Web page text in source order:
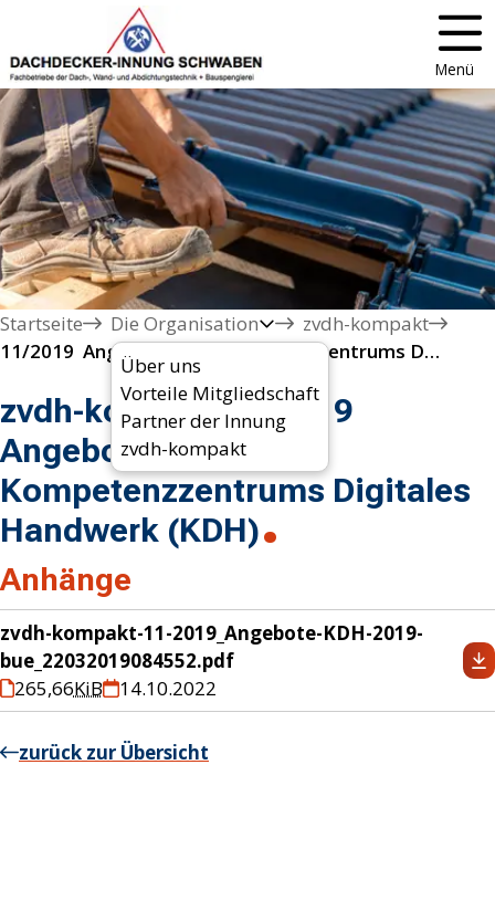
Menü
Startseite
Die Organisation
Über uns
Vorteile Mitgliedschaft
Partner der Innung
zvdh-kompakt
zvdh-kompakt
11/2019  Angebote des Kompetenzzentrums Digitales Handwerk (KDH)
zvdh-kompakt 11/2019
Angebote des
Kompetenzzentrums Digitales
Handwerk (KDH)
Anhänge
zvdh-kompakt-11-2019_Angebote-KDH-2019-
bue_22032019084552.pdf
265,66KiB 14.10.2022
zurück zur Übersicht